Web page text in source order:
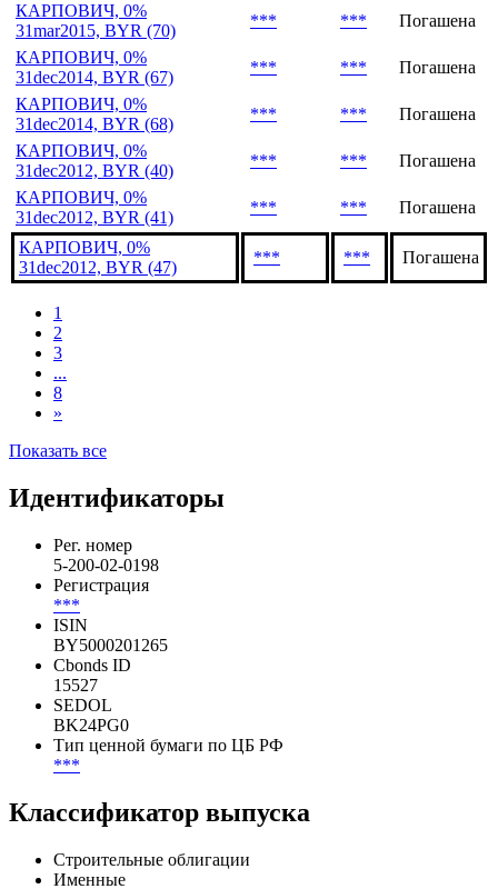
КАРПОВИЧ, 0%
31mar2015, BYR (70)
*** ***
Погашена
КАРПОВИЧ, 0%
31dec2014, BYR (67)
*** ***
Погашена
КАРПОВИЧ, 0%
31dec2014, BYR (68)
*** ***
Погашена
КАРПОВИЧ, 0%
31dec2012, BYR (40)
*** ***
Погашена
КАРПОВИЧ, 0%
31dec2012, BYR (41)
*** *** Погашена
КАРПОВИЧ, 0%
31dec2012, BYR (47)
*** *** Погашена
1
2
3
...
8
»
Показать все
Идентификаторы
Рег. номер
5-200-02-0198
Регистрация
***
ISIN
BY5000201265
Cbonds ID
15527
SEDOL
BK24PG0
Тип ценной бумаги по ЦБ РФ
***
Классификатор выпуска
Строительные облигации
Именные